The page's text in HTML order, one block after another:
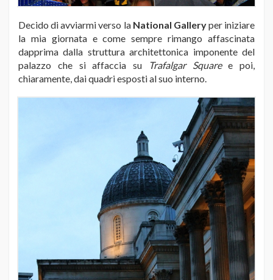
Decido di avviarmi verso la National Galleryper iniziare
la mia giornata e come sempre rimango affascinata
dapprima dalla struttura architettonica imponente del
palazzo che si affaccia su
Trafalgar Squaree poi,
chiaramente, dai quadri esposti al suo interno.